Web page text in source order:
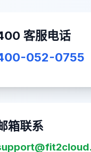
客服电话
052-0755
箱联系